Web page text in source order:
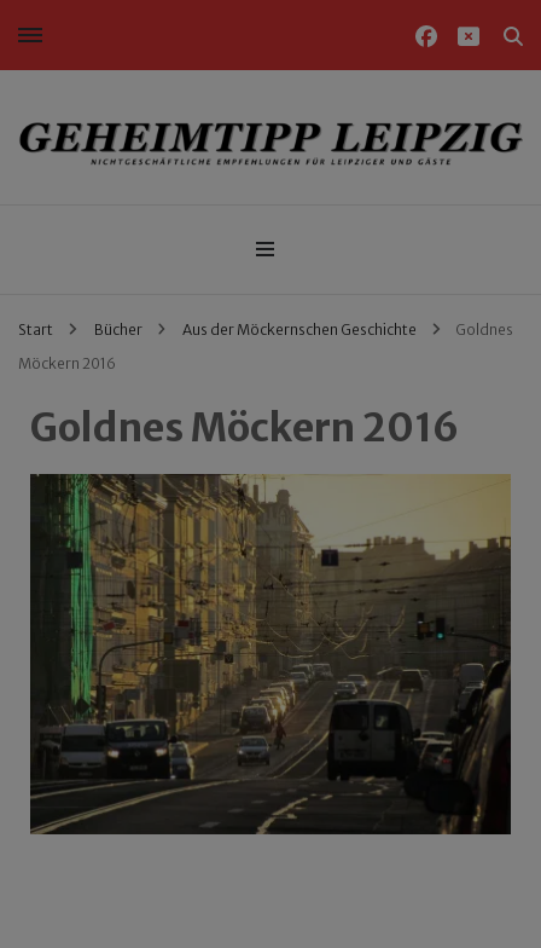
Nichtgeschäftliche Empfehlungen für Leipziger und Gäste
Start Bücher Aus der Möckernschen Geschichte
Goldnes
Möckern 2016
Goldnes Möckern 2016